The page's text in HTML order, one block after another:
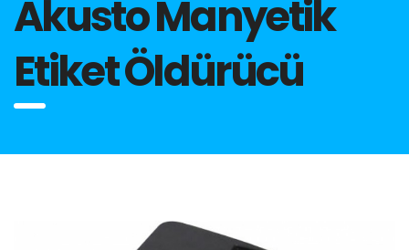
Akusto Manyetik
Etiket Öldürücü